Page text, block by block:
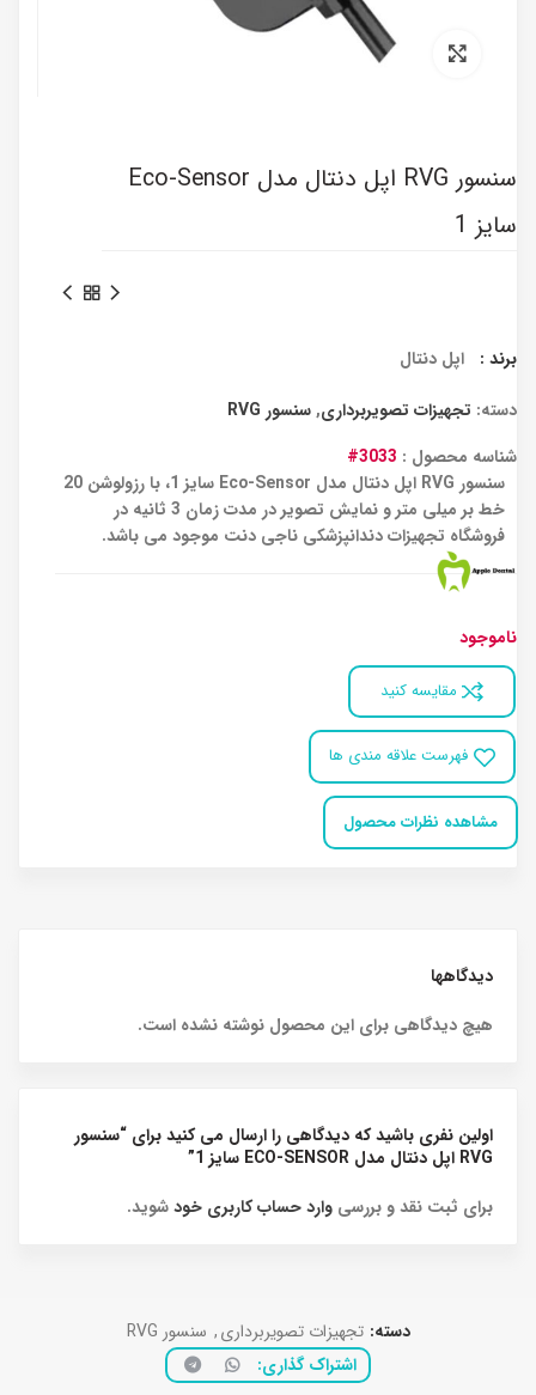
برای بزرگنمایی کلیک کنید
سنسور RVG اپل دنتال مدل Eco-Sensor
سایز 1
برند :
اپل دنتال
دسته: تجهیزات تصویربرداری,سنسور RVG
شناسه محصول : 3033#
سنسور RVG اپل دنتال مدل Eco-Sensor سایز 1، با رزولوشن 20
خط بر میلی متر و نمایش تصویر در مدت زمان 3 ثانیه در
فروشگاه تجهیزات دندانپزشکی ناجی دنت موجود می باشد.
ناموجود
مقایسه کنید
فهرست علاقه مندی ها
مشاهده نظرات محصول
دیدگاهها
هیچ دیدگاهی برای این محصول نوشته نشده است.
اولین نفری باشید که دیدگاهی را ارسال می کنید برای “سنسور
RVG اپل دنتال مدل ECO-SENSOR سایز 1”
برای ثبت نقد و بررسی وارد حساب کاربری خودشوید.
دسته: تجهیزات تصویربرداری, سنسور RVG
اشتراک گذاری